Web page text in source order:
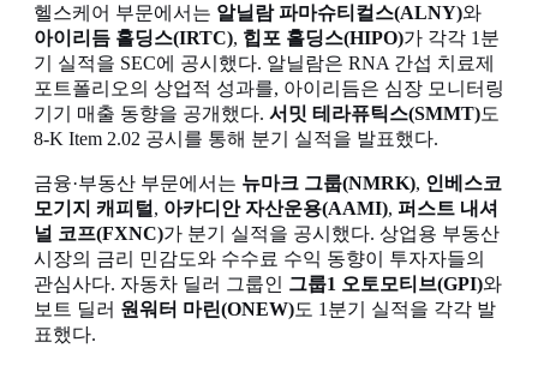
헬스케어 부문에서는 알닐람 파마슈티컬스(ALNY)와
아이리듬 홀딩스(IRTC), 힙포 홀딩스(HIPO)가 각각 1분
기 실적을 SEC에 공시했다. 알닐람은 RNA 간섭 치료제
포트폴리오의 상업적 성과를, 아이리듬은 심장 모니터링
기기 매출 동향을 공개했다. 서밋 테라퓨틱스(SMMT)도
8-K Item 2.02 공시를 통해 분기 실적을 발표했다.
금융·부동산 부문에서는 뉴마크 그룹(NMRK), 인베스코
모기지 캐피털 , 아카디안 자산운용(AAMI), 퍼스트 내셔
널 코프(FXNC)가 분기 실적을 공시했다. 상업용 부동산
시장의 금리 민감도와 수수료 수익 동향이 투자자들의
관심사다. 자동차 딜러 그룹인 그룹1 오토모티브(GPI)와
보트 딜러 원워터 마린(ONEW)도 1분기 실적을 각각 발
표했다.